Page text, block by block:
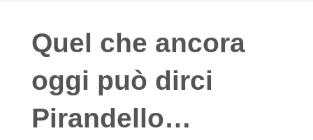
Quel che ancora
oggi può dirci
Pirandello…